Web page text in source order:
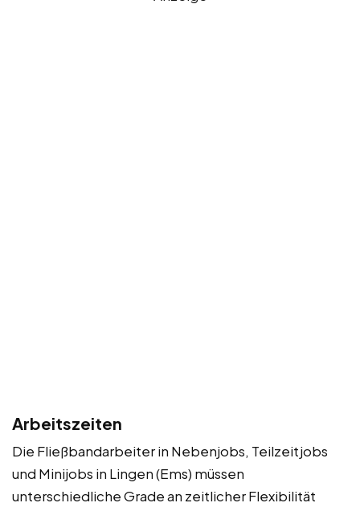
Arbeitszeiten
Die Fließbandarbeiter in Nebenjobs, Teilzeitjobs
und Minijobs in Lingen (Ems) müssen
unterschiedliche Grade an zeitlicher Flexibilität